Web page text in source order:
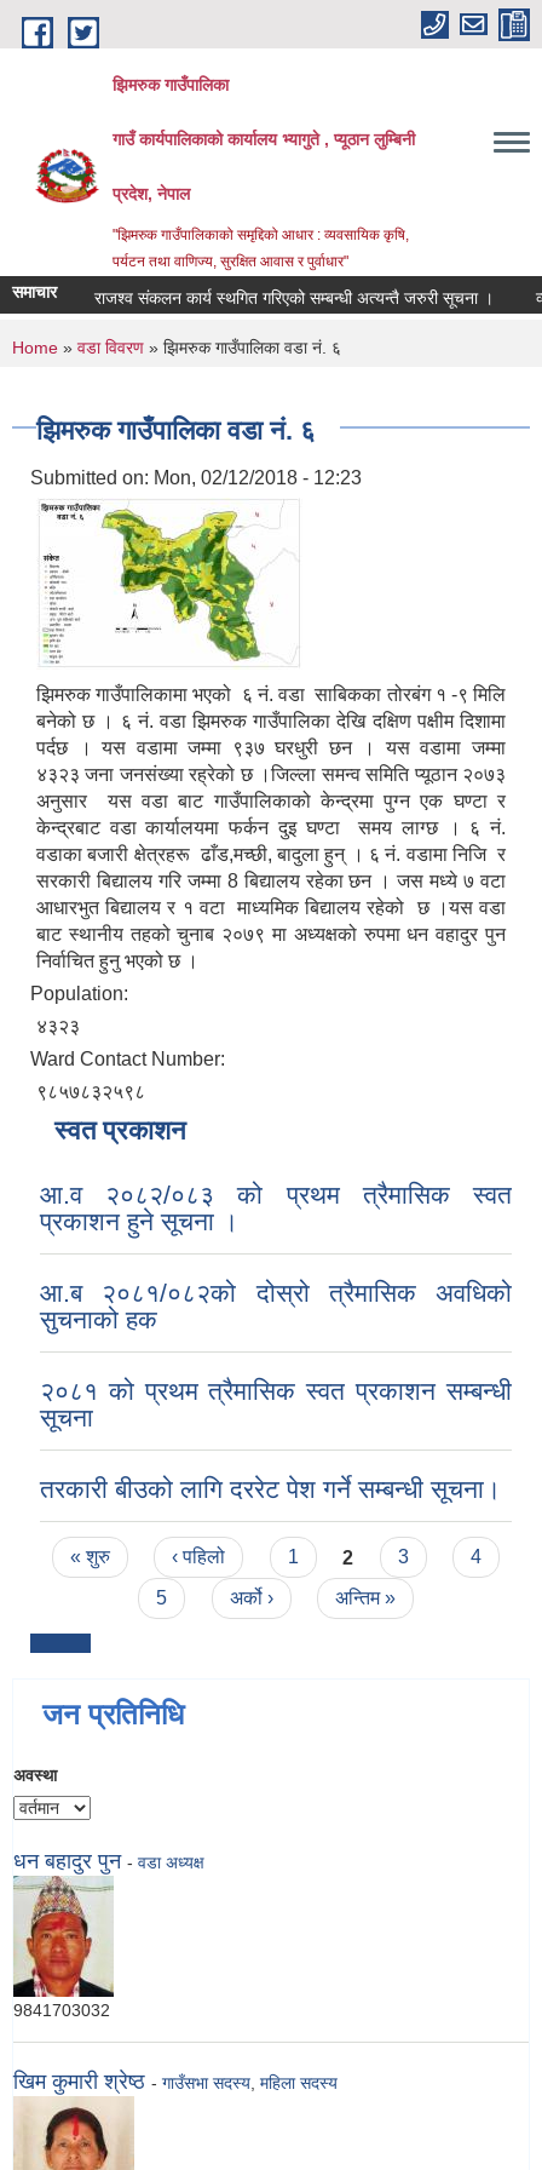
Skip to main content
झिमरुक गाउँपालिका
गाउँ कार्यपालिकाको कार्यालय भ्यागुते , प्यूठान लुम्बिनी
प्रदेश, नेपाल
"झिमरुक गाउँपालिकाको समृद्दिको आधार : व्यवसायिक कृषि,
पर्यटन तथा वाणिज्य, सुरक्षित आवास र पुर्वाधार"
समाचार राजश्व संकलन कार्य स्थगित गरिएको सम्बन्धी अत्यन्तै जरुरी सूचना ।
You are here
Home » वडा विवरण » झिमरुक गाउँपालिका वडा नं. ६
झिमरुक गाउँपालिका वडा नं. ६
Submitted on: Mon, 02/12/2018 - 12:23
झिमरुक गाउँपालिकामा भएको ६ नं. वडा साबिकका तोरबंग १ -९ मिलि
बनेको छ । ६ नं. वडा झिमरुक गाउँपालिका देखि दक्षिण पक्षीम दिशामा
पर्दछ । यस वडामा जम्मा ९३७ घरधुरी छन । यस वडामा जम्मा
४३२३ जना जनसंख्या रह्रेको छ ।जिल्ला समन्व समिति प्यूठान २०७३
अनुसार यस वडा बाट गाउँपालिकाको केन्द्रमा पुग्न एक घण्टा र
केन्द्रबाट वडा कार्यालयमा फर्कन दुइ घण्टा समय लाग्छ । ६ नं.
वडाका बजारी क्षेत्रहरू ढाँड,मच्छी, बादुला हुन् । ६ नं. वडामा निजि र
सरकारी बिद्यालय गरि जम्मा 8 बिद्यालय रहेका छन । जस मध्ये ७ वटा
आधारभुत बिद्यालय र १ वटा माध्यमिक बिद्यालय रहेको छ ।यस वडा
बाट स्थानीय तहको चुनाब २०७९ मा अध्यक्षको रुपमा धन वहादुर पुन
निर्वाचित हुनु भएको छ ।
Population:
४३२३
Ward Contact Number:
९८५७८३२५९८
स्वत प्रकाशन
आ.व २०८२/०८३ को प्रथम त्रैमासिक स्वत
प्रकाशन हुने सूचना ।
आ.ब २०८१/०८२को दोस्रो त्रैमासिक अवधिको
सुचनाको हक
२०८१ को प्रथम त्रैमासिक स्वत प्रकाशन सम्बन्धी
सूचना
तरकारी बीउको लागि दररेट पेश गर्ने सम्बन्धी सूचना।
Pages
« शुरु ‹ पहिलो 1 2 3
4
5
अर्को › अन्तिम »
जन प्रतिनिधि
अवस्था
धन बहादुर पुन - वडा अध्यक्ष
9841703032
खिम कुमारी श्रेष्ठ - गाउँसभा सदस्य, महिला सदस्य